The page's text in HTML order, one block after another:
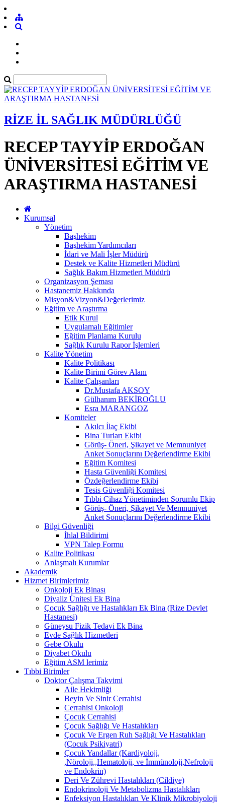
RİZE İL SAĞLIK MÜDÜRLÜĞÜ
RECEP TAYYİP ERDOĞAN
ÜNİVERSİTESİ EĞİTİM VE
ARAŞTIRMA HASTANESİ
Kurumsal
Yönetim
Başhekim
Başhekim Yardımcıları
İdari ve Mali İşler Müdürü
Destek ve Kalite Hizmetleri Müdürü
Sağlık Bakım Hizmetleri Müdürü
Organizasyon Şeması
Hastanemiz Hakkında
Misyon&Vizyon&Değerlerimiz
Eğitim ve Araştırma
Etik Kurul
Uygulamalı Eğitimler
Eğitim Planlama Kurulu
Sağlık Kurulu Rapor İşlemleri
Kalite Yönetim
Kalite Politikası
Kalite Birimi Görev Alanı
Kalite Çalışanları
Dr.Mustafa AKSOY
Gülhanım BEKİROĞLU
Esra MARANGOZ
Komiteler
Akılcı İlaç Ekibi
Bina Turları Ekibi
Görüş- Öneri, Şikayet ve Memnuniyet
Anket Sonuçlarını Değerlendirme Ekibi
Eğitim Komitesi
Hasta Güvenliği Komitesi
Özdeğerlendirme Ekibi
Tesis Güvenliği Komitesi
Tıbbi Cihaz Yönetiminden Sorumlu Ekip
Görüş- Öneri, Şikayet Ve Memnuniyet
Anket Sonuçlarını Değerlendirme Ekibi
Bilgi Güvenliği
İhlal Bildirimi
VPN Talep Formu
Kalite Politikası
Anlaşmalı Kurumlar
Akademik
Hizmet Birimlerimiz
Onkoloji Ek Binası
Diyaliz Ünitesi Ek Bina
Çocuk Sağlığı ve Hastalıkları Ek Bina (Rize Devlet
Hastanesi)
Güneysu Fizik Tedavi Ek Bina
Evde Sağlık Hizmetleri
Gebe Okulu
Diyabet Okulu
Eğitim ASM lerimiz
Tıbbi Birimler
Doktor Çalışma Takvimi
Aile Hekimliği
Beyin Ve Sinir Cerrahisi
Cerrahisi Onkoloji
Çocuk Cerrahisi
Çocuk Sağlığı Ve Hastalıkları
Çocuk Ve Ergen Ruh Sağlığı Ve Hastalıkları
(Çocuk Psikiyatri)
Çocuk Yandallar (Kardiyoloji,
,Nöroloji,,Hematoloji, ve İmmünoloji,Nefroloji
ve Endokrin)
Deri Ve Zührevi Hastalıkları (Cildiye)
Endokrinoloji Ve Metabolizma Hastalıkları
Enfeksiyon Hastalıkları Ve Klinik Mikrobiyoloji